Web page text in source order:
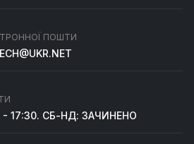
ПОШТИ
17:30. СБ-НД: ЗАЧИНЕНО